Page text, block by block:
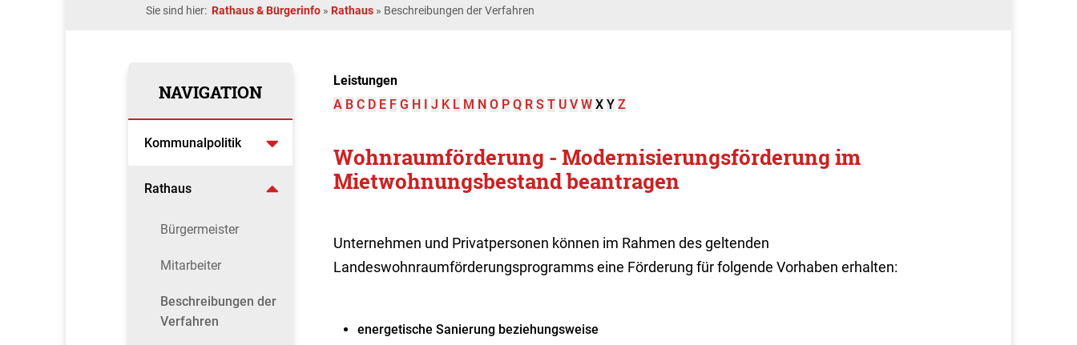
Sie sind hier: Rathaus & Bürgerinfo » Rathaus » Beschreibungen der Verfahren
NAVIGATION
Kommunalpolitik
Rathaus
Bürgermeister
Mitarbeiter
Beschreibungen der
Verfahren
Leistungen
A B C D E F G H I J K L M N O P Q R S T U V W X Y Z
Wohnraumförderung - Modernisierungsförderung im
Mietwohnungsbestand beantragen
Unternehmen und Privatpersonen können im Rahmen des geltenden
Landeswohnraumförderungsprogramms eine Förderung für folgende Vorhaben erhalten:
energetische Sanierung beziehungsweise